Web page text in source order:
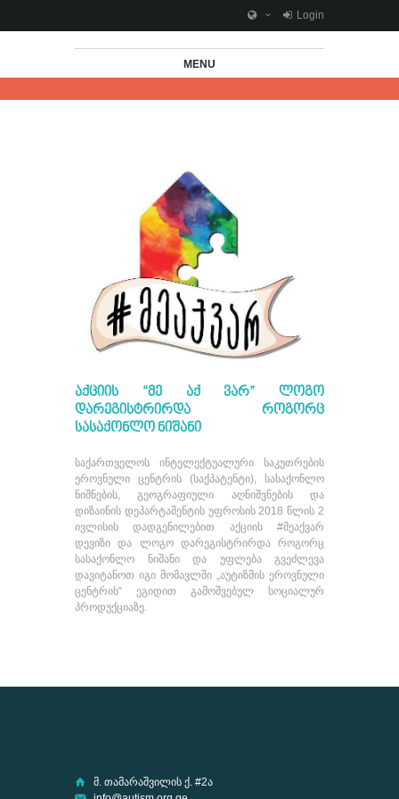
Login
MENU
ᲐᲥᲪᲘᲘᲡ “ᲛᲔ ᲐᲥ ᲕᲐᲠ” ᲚᲝᲒᲝ
ᲓᲐᲠᲔᲒᲘᲡᲢᲠᲘᲠᲓᲐ ᲠᲝᲒᲝᲠᲪ
ᲡᲐᲡᲐᲥᲝᲜᲚᲝ ᲜᲘᲨᲐᲜᲘ
საქართველოს ინტელექტუალური საკუთრების
ეროვნული ცენტრის (საქპატენტი), სასაქონლო
ნიშნების, გეოგრაფიული აღნიშვნების და
დიზაინის დეპარტამენტის უფროსის 2018 წლის 2
ივლისის დადგენილებით აქციის #მეაქვარ
დევიზი და ლოგო დარეგისტრირდა როგორც
სასაქონლო ნიშანი და უფლება გვეძლევა
დავიტანოთ იგი მომავლში „აუტიზმის ეროვნული
ცენტრის“ ეგიდით გამოშვებულ სოციალურ
პროდუქციაზე.
მ. თამარაშვილის ქ. #2ა